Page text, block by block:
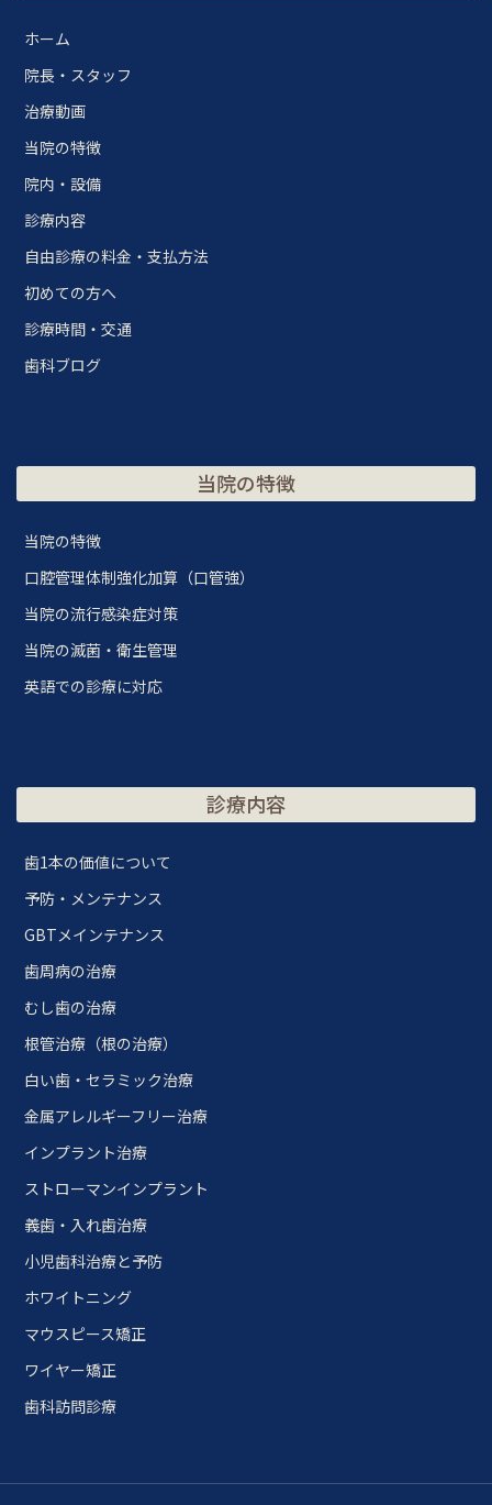
ホーム
院長・スタッフ
治療動画
当院の特徴
院内・設備
診療内容
自由診療の料金・支払方法
初めての方へ
診療時間・交通
歯科ブログ
当院の特徴
当院の特徴
口腔管理体制強化加算（口管強）
当院の流行感染症対策
当院の滅菌・衛生管理
英語での診療に対応
診療内容
歯1本の価値について
予防・メンテナンス
GBTメインテナンス
歯周病の治療
むし歯の治療
根管治療（根の治療）
白い歯・セラミック治療
金属アレルギーフリー治療
インプラント治療
ストローマンインプラント
義歯・入れ歯治療
小児歯科治療と予防
ホワイトニング
マウスピース矯正
ワイヤー矯正
歯科訪問診療